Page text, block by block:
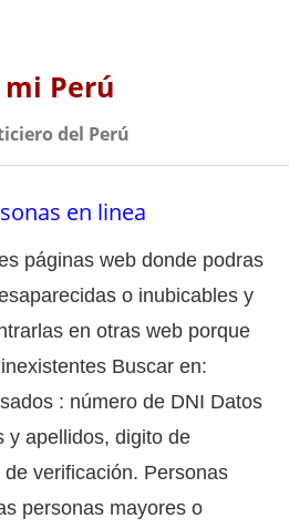
mi Perú
del Perú
en linea
páginas web donde podras
o inubicables y
en otras web porque
Buscar en:
: número de DNI Datos
y apellidos, digito de
verificación. Personas
personas mayores o